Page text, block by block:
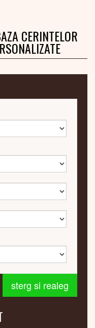
CERINTELOR
sterg si realeg